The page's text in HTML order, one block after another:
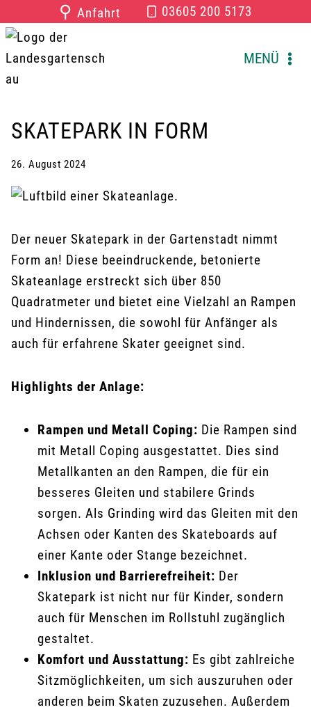
Inhalt
springen
⚲ Anfahrt 03605 200 5173
MENÜ
SKATEPARK IN FORM
26. August 2024
Der neuer Skatepark in der Gartenstadt nimmt
Form an! Diese beeindruckende, betonierte
Skateanlage erstreckt sich über 850
Quadratmeter und bietet eine Vielzahl an Rampen
und Hindernissen, die sowohl für Anfänger als
auch für erfahrene Skater geeignet sind.
Highlights der Anlage:
Rampen und Metall Coping: Die Rampen sind
mit Metall Coping ausgestattet. Dies sind
Metallkanten an den Rampen, die für ein
besseres Gleiten und stabilere Grinds
sorgen. Als Grinding wird das Gleiten mit den
Achsen oder Kanten des Skateboards auf
einer Kante oder Stange bezeichnet.
Inklusion und Barrierefreiheit: Der
Skatepark ist nicht nur für Kinder, sondern
auch für Menschen im Rollstuhl zugänglich
gestaltet.
Komfort und Ausstattung: Es gibt zahlreiche
Sitzmöglichkeiten, um sich auszuruhen oder
anderen beim Skaten zuzusehen. Außerdem